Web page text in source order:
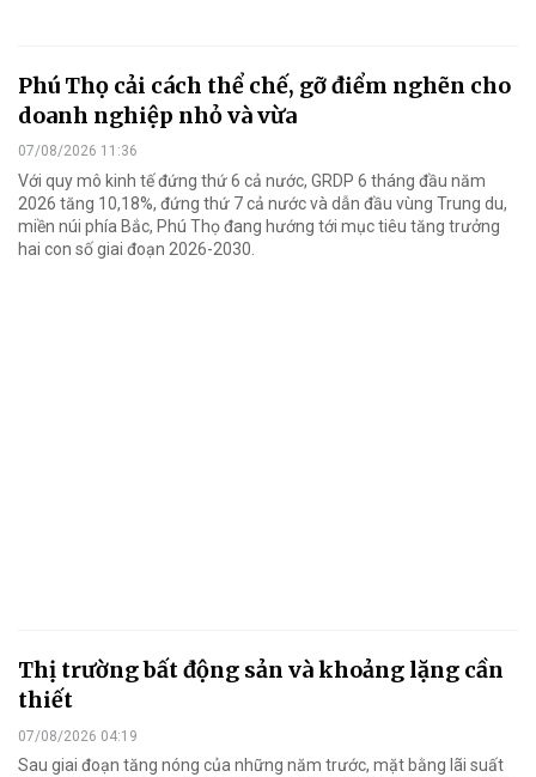
Phú Thọ cải cách thể chế, gỡ điểm nghẽn cho
doanh nghiệp nhỏ và vừa
07/08/2026 11:36
Với quy mô kinh tế đứng thứ 6 cả nước, GRDP 6 tháng đầu năm
2026 tăng 10,18%, đứng thứ 7 cả nước và dẫn đầu vùng Trung du,
miền núi phía Bắc, Phú Thọ đang hướng tới mục tiêu tăng trưởng
hai con số giai đoạn 2026-2030.
Thị trường bất động sản và khoảng lặng cần
thiết
07/08/2026 04:19
Sau giai đoạn tăng nóng của những năm trước, mặt bằng lãi suất